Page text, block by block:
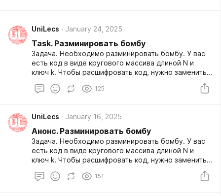
UniLecs January 24, 2025
Task. Разминировать бомбу
Задача. Необходимо разминировать бомбу. У вас
есть код в виде кругового массива длиной N и
ключ k. Чтобы расшифровать код, нужно заменить
одновременно.
125
UniLecs January 16, 2025
Анонс. Разминировать бомбу
Задача. Необходимо разминировать бомбу. У вас
есть код в виде кругового массива длиной N и
ключ k. Чтобы расшифровать код, нужно заменить
одновременно.
151